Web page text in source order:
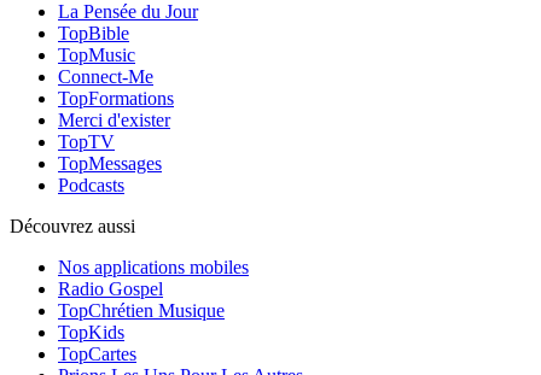
La Pensée du Jour
TopBible
TopMusic
Connect-Me
TopFormations
Merci d'exister
TopTV
TopMessages
Podcasts
Découvrez aussi
Nos applications mobiles
Radio Gospel
TopChrétien Musique
TopKids
TopCartes